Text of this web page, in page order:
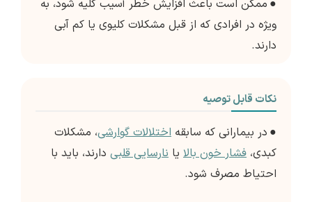
●ممکن است باعث افزایش خطر آسیب کلیه شود، به
ویژه در افرادی که از قبل مشکلات کلیوی یا کم آبی
دارند.
نکات قابل توصیه
●در بیمارانی که سابقه اختلالات گوارشی، مشکلات
کبدی، فشار خون بالایا نارسایی قلبیدارند، باید با
احتیاط مصرف شود.